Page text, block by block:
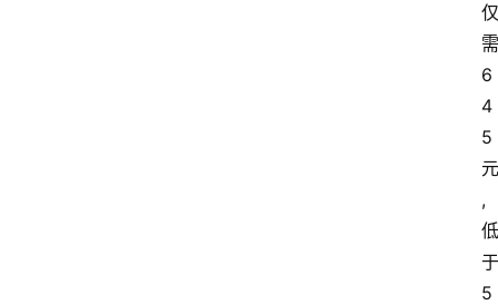
仅
需
6
4
5
元
,
低
于
5